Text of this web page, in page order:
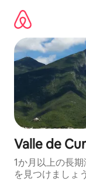
Valle de
1か月以上の長
を見つけましょう